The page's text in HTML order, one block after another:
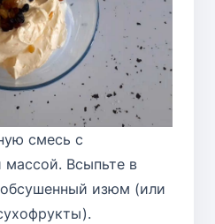
смесь с
массой. Всыпьте в
изюм (или